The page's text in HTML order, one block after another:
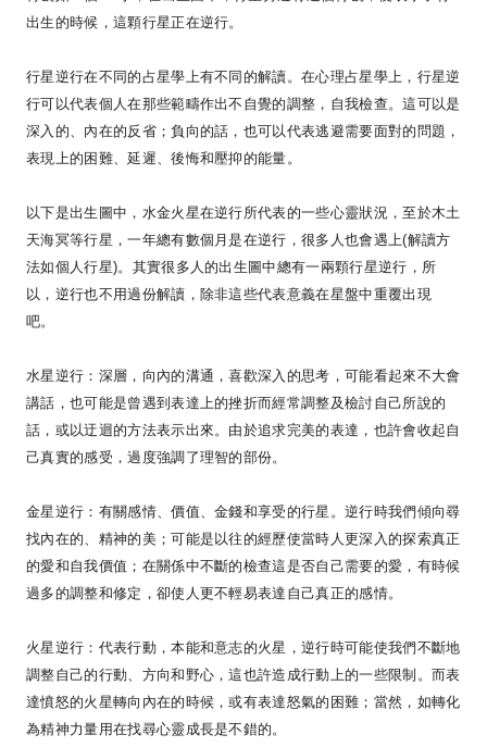
出生的時候，這顆行星正在逆行。
行星逆行在不同的占星學上有不同的解讀。在心理占星學上，行星逆
行可以代表個人在那些範疇作出不自覺的調整，自我檢查。這可以是
深入的、內在的反省；負向的話，也可以代表逃避需要面對的問題，
表現上的困難、延遲、後悔和壓抑的能量。
以下是出生圖中，水金火星在逆行所代表的一些心靈狀況，至於木土
天海冥等行星，一年總有數個月是在逆行，很多人也會遇上(解讀方
法如個人行星)。其實很多人的出生圖中總有一兩顆行星逆行，所
以，逆行也不用過份解讀，除非這些代表意義在星盤中重覆出現
吧。
水星逆行：深層，向內的溝通，喜歡深入的思考，可能看起來不大會
講話，也可能是曾遇到表達上的挫折而經常調整及檢討自己所說的
話，或以迂迴的方法表示出來。由於追求完美的表達，也許會收起自
己真實的感受，過度強調了理智的部份。
金星逆行：有關感情、價值、金錢和享受的行星。逆行時我們傾向尋
找內在的、精神的美；可能是以往的經歷使當時人更深入的探索真正
的愛和自我價值；在關係中不斷的檢查這是否自己需要的愛，有時候
過多的調整和修定，卻使人更不輕易表達自己真正的感情。
火星逆行：代表行動，本能和意志的火星，逆行時可能使我們不斷地
調整自己的行動、方向和野心，這也許造成行動上的一些限制。而表
達憤怒的火星轉向內在的時候，或有表達怒氣的困難；當然，如轉化
為精神力量用在找尋心靈成長是不錯的。